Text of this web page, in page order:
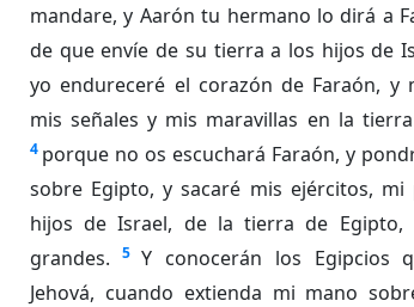
mandare, y Aarón tu hermano lo dirá a
de que envíe de su tierra a los hijos de
yo endureceré el corazón de Faraón, y
mis señales y mis maravillas en la
4 porque no os escuchará Faraón, y
sobre Egipto, y sacaré mis ejércitos, mi
hijos de Israel, de la tierra de Egipto,
grandes.
5 Y conocerán los Egipcios
Jehová, cuando extienda mi mano